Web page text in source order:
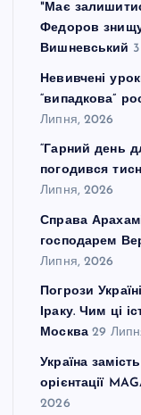
"Має
Федоров
Вишневський
Невивчені
“випадкова”
Липня, 2026
“Гарний день
погодився
Липня, 2026
Справа
господарем
Липня, 2026
Погрози
Іраку. Чим ці
Москва 29
Україна
орієнтації
2026